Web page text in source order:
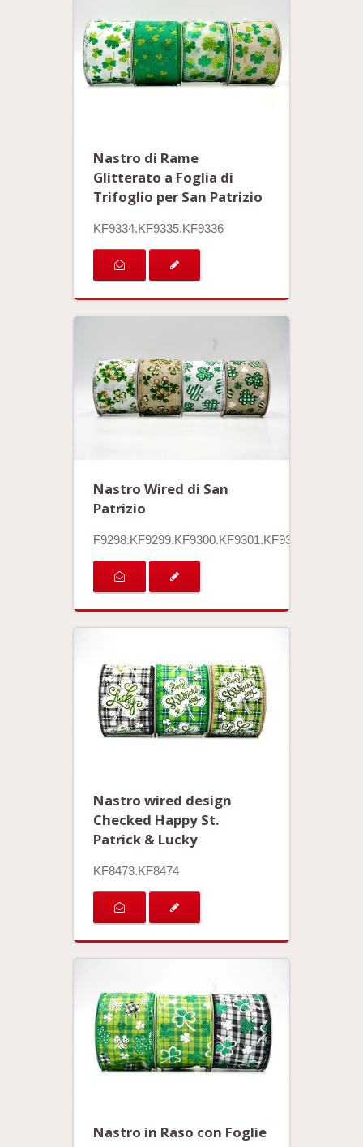
Nastro di Rame
Glitterato a Foglia di
Trifoglio per San Patrizio
KF9334.KF9335.KF9336
Nastro Wired di San
Patrizio
F9298.KF9299.KF9300.KF9301.KF9302.KF9303
Nastro wired design
Checked Happy St.
Patrick & Lucky
KF8473.KF8474
Nastro in Raso con Foglie